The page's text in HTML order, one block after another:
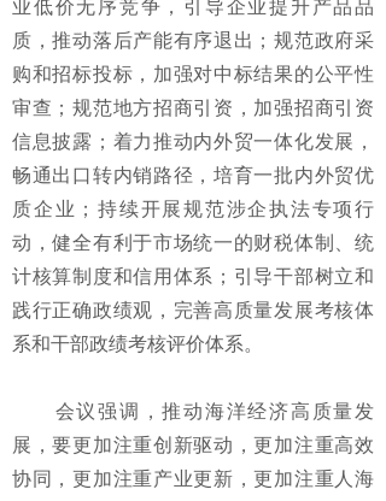
业低价无序竞争，引导企业提升产品品
质，推动落后产能有序退出；规范政府采
购和招标投标，加强对中标结果的公平性
审查；规范地方招商引资，加强招商引资
信息披露；着力推动内外贸一体化发展，
畅通出口转内销路径，培育一批内外贸优
质企业；持续开展规范涉企执法专项行
动，健全有利于市场统一的财税体制、统
计核算制度和信用体系；引导干部树立和
践行正确政绩观，完善高质量发展考核体
系和干部政绩考核评价体系。
会议强调，推动海洋经济高质量发
展，要更加注重创新驱动，更加注重高效
协同，更加注重产业更新，更加注重人海